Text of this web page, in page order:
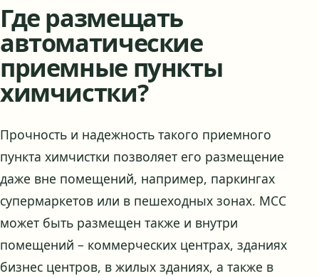
Где размещать
автоматические
приемные пункты
химчистки?
Прочность и надежность такого приемного
пункта химчистки позволяет его размещение
даже вне помещений, например, паркингах
супермаркетов или в пешеходных зонах. МСС
может быть размещен также и внутри
помещений – коммерческих центрах, зданиях
бизнес центров, в жилых зданиях, а также в